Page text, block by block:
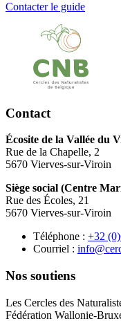
Contacter le guide
Contact
Écosite de la Vallée du
Rue de la Chapelle, 2
5670 Vierves-sur-Viroin
Siège social (Centre
Rue des Écoles, 21
5670 Vierves-sur-Viroin
Téléphone : 87 89
Courriel :
Nos soutiens
Les Cercles des
Fédération Wallonie-